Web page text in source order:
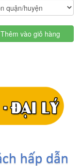
Thêm vào giỏ hàng